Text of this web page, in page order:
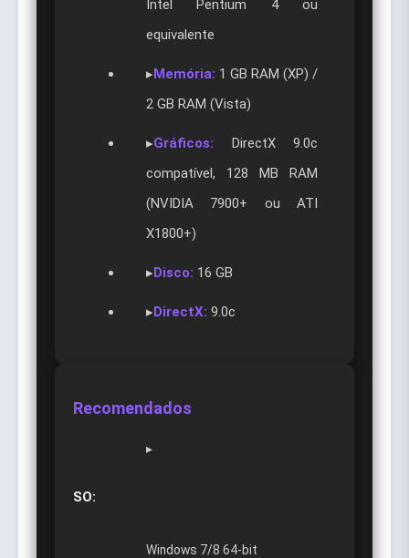
Intel Pentium 4 ou
equivalente
▸Memória: 1 GB RAM (XP) /
2 GB RAM (Vista)
▸Gráficos: DirectX 9.0c
compatível, 128 MB RAM
(NVIDIA 7900+ ou ATI
X1800+)
▸Disco: 16 GB
▸DirectX: 9.0c
Recomendados
▸
SO:
Windows 7/8 64-bit